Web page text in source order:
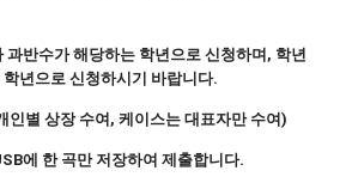
반수가 해당하는 학년으로 신청하며, 학년
년으로 신청하시기 바랍니다.
인별 상장 수여, 케이스는 대표자만 수여)
에 한 곡만 저장하여 제출합니다.